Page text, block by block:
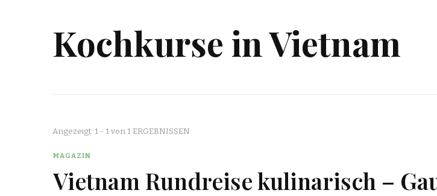
Kochkurse in Vietnam
Angezeigt: 1 - 1 von 1 ERGEBNISSEN
MAGAZIN
Vietnam Rundreise kulinarisch –